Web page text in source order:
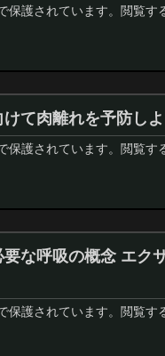
保護されています。閲覧す
て肉離れを予防し
保護されています。閲覧す
な呼吸の概念 エク
保護されています。閲覧す